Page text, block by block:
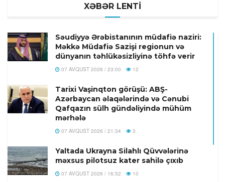
XƏBƏR LENTİ
Səudiyyə Ərəbistanının müdafiə naziri:
Məkkə Müdafiə Sazişi regionun və
dünyanın təhlükəsizliyinə töhfə verir
07 AVQUST 2026 / 23:00 12
Tarixi Vaşinqton görüşü: ABŞ-
Azərbaycan əlaqələrində və Cənubi
Qafqazın sülh gündəliyində mühüm
mərhələ
07 AVQUST 2026 / 21:34 3
Yaltada Ukrayna Silahlı Qüvvələrinə
məxsus pilotsuz kater sahilə çıxıb
07 AVQUST 2026 / 16:52 10